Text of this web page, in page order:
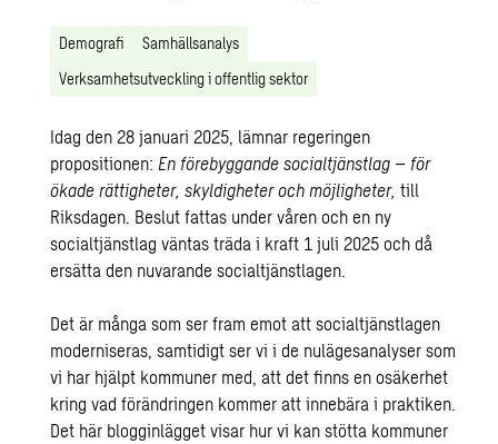
Demografi
Samhällsanalys
Verksamhetsutveckling i offentlig sektor
Idag den 28 januari 2025, lämnar regeringen
propositionen: En förebyggande socialtjänstlag – för
ökade rättigheter, skyldigheter och möjligheter, till
Riksdagen. Beslut fattas under våren och en ny
socialtjänstlag väntas träda i kraft 1 juli 2025 och då
ersätta den nuvarande socialtjänstlagen.
Det är många som ser fram emot att socialtjänstlagen
moderniseras, samtidigt ser vi i de nulägesanalyser som
vi har hjälpt kommuner med, att det finns en osäkerhet
kring vad förändringen kommer att innebära i praktiken.
Det här blogginlägget visar hur vi kan stötta kommuner